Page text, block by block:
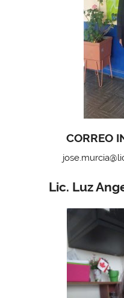
CORREO
Lic. Luz